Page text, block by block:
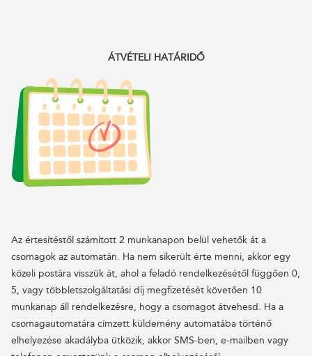
ÁTVÉTELI HATÁRIDŐ
Az értesítéstől számított 2 munkanapon belül vehetők át a
csomagok az automatán. Ha nem sikerült érte menni, akkor egy
közeli postára visszük át, ahol a feladó rendelkezésétől függően 0,
5, vagy többletszolgáltatási díj megfizetését követően 10
munkanap áll rendelkezésre, hogy a csomagot átvehesd. Ha a
csomagautomatára címzett küldemény automatába történő
elhelyezése akadályba ütközik, akkor SMS-ben, e-mailben vagy